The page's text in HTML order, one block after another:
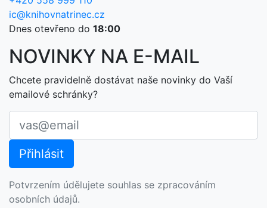
ic@knihovnatrinec.cz
Dnes otevřeno do 18:00
NOVINKY NA E-MAIL
Chcete pravidelně dostávat naše novinky do Vaší
emailové schránky?
Potvrzením údělujete souhlas se zpracováním
osobních údajů.